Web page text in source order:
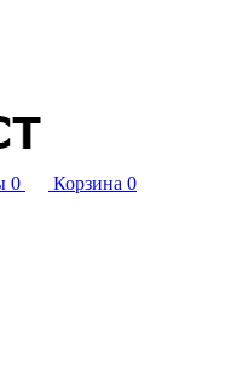
0 Корзина 0